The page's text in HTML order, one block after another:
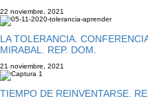
22 noviembre, 2021
LA TOLERANCIA.
MIRABAL. REP. DOM.
21 noviembre, 2021
TIEMPO DE REINVENTARSE.